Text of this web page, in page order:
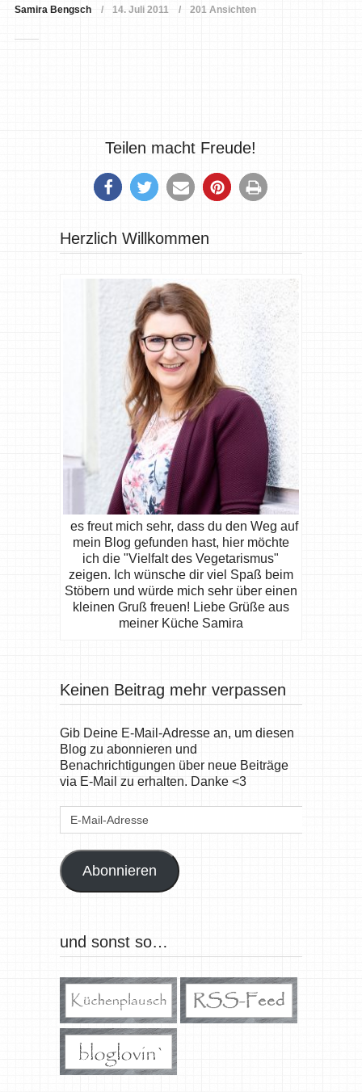
Samira Bengsch 14. Juli 2011 201 Ansichten
Teilen macht Freude!
Herzlich Willkommen
es freut mich sehr, dass du den Weg auf
mein Blog gefunden hast, hier möchte
ich die "Vielfalt des Vegetarismus"
zeigen. Ich wünsche dir viel Spaß beim
Stöbern und würde mich sehr über einen
kleinen Gruß freuen! Liebe Grüße aus
meiner Küche Samira
Keinen Beitrag mehr verpassen
Gib Deine E-Mail-Adresse an, um diesen
Blog zu abonnieren und
Benachrichtigungen über neue Beiträge
via E-Mail zu erhalten. Danke <3
E-
Abonnieren
und sonst so…